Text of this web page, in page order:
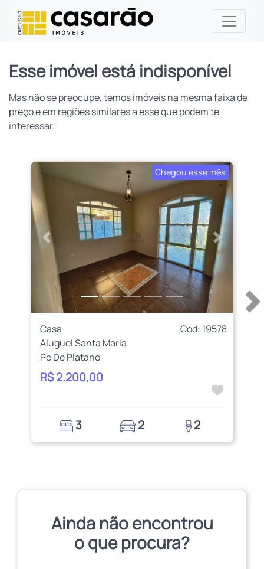
Esse imóvel está indisponível
Mas não se preocupe, temos imóveis na mesma faixa de
preço e em regiões similares a esse que podem te
interessar.
Chegou esse mês
Anterior Próximo
Casa
Cod: 19578
Aluguel Santa Maria
Pe De Platano
R$ 2.200,00
3 2 2
Ainda não encontrou
o que procura?